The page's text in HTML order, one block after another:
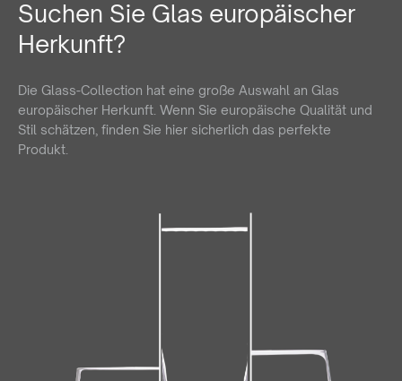
Suchen Sie Glas europäischer
Herkunft?
Die Glass-Collection hat eine große Auswahl an Glas
europäischer Herkunft. Wenn Sie europäische Qualität und
Stil schätzen, finden Sie hier sicherlich das perfekte
Produkt.